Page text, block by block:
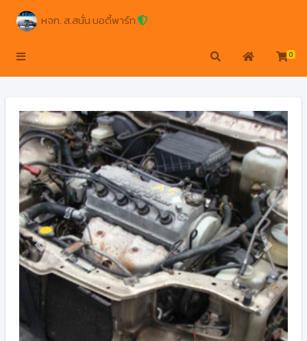
หจก. ส.สนั่น บอดี้พาร์ท
0
Previous Next